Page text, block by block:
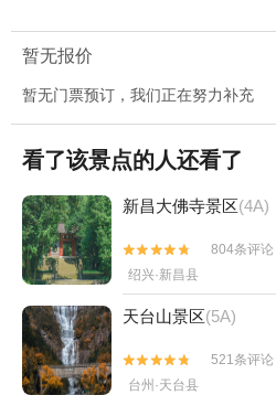
暂无报价
暂无门票预订，我们正在努力补充
看了该景点的人还看了
新昌大佛寺景区(4A)


804条评论
绍兴·新昌县
天台山景区(5A)


521条评论
台州·天台县